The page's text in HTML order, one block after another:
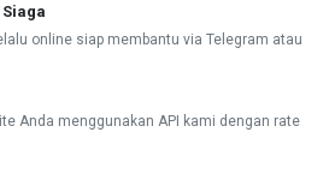
online siap membantu via Telegram atau
Anda menggunakan API kami dengan rate